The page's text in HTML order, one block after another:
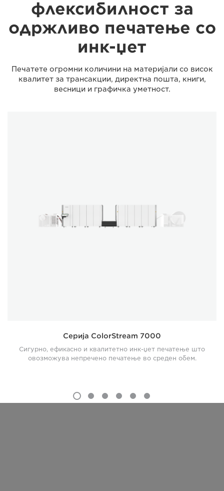
флексибилност за
одржливо печатење со
инк-џет
Печатете огромни количини на материјали со висок
квалитет за трансакции, директна пошта, книги,
весници и графичка уметност.
Серија ColorStream 7000
Сигурно, ефикасно и квалитетно инк-џет печатење што
овозможува непречено печатење во среден обем.